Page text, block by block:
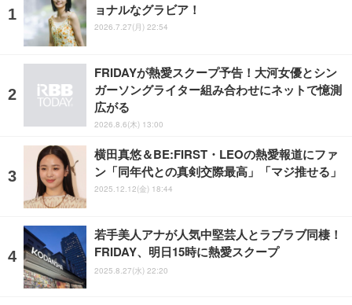
ョナルなグラビア！
2026.7.27(月) 22:54
FRIDAYが熱愛スクープ予告！大河女優とシン
ガーソングライター組み合わせにネットで憶測
広がる
2026.8.6(木) 13:00
横田真悠＆BE:FIRST・LEOの熱愛報道にファ
ン「同年代との真剣交際最高」「マジ推せる」
2025.12.12(金) 18:44
若手美人アナが人気中堅芸人とラブラブ同棲！
FRIDAY、明日15時に熱愛スクープ
2025.8.27(水) 22:20